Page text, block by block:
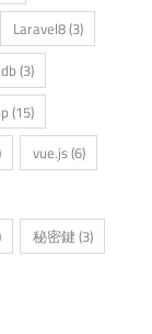
Laravel8(3)
(3)
(15)
vue.js(6)
秘密鍵 (3)